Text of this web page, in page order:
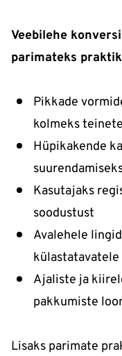
Veebilehe
parimateks
Pikkade
kolmeks
Hüpikakende
Kasutajaks
soodustust
Avalehele
Ajaliste ja
pakkumiste
Lisaks parimate